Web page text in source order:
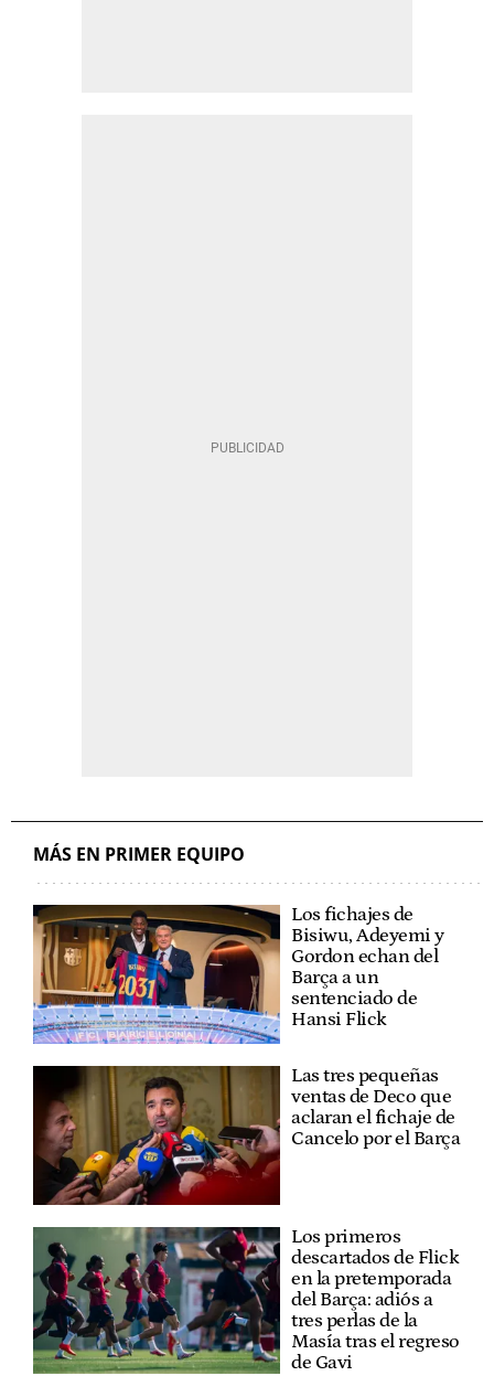
MÁS EN PRIMER EQUIPO
Los fichajes de
Bisiwu, Adeyemi y
Gordon echan del
Barça a un
sentenciado de
Hansi Flick
Las tres pequeñas
ventas de Deco que
aclaran el fichaje de
Cancelo por el Barça
Los primeros
descartados de Flick
en la pretemporada
del Barça: adiós a
tres perlas de la
Masía tras el regreso
de Gavi